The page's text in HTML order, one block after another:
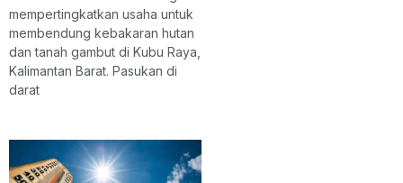
mempertingkatkan usaha untuk
membendung kebakaran hutan
dan tanah gambut di Kubu Raya,
Kalimantan Barat. Pasukan di
darat